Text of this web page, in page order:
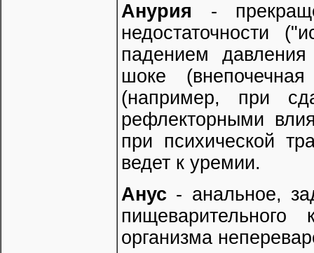
Анурия -
недостаточности
падением
шоке
(например, при
рефлекторными
при психической
ведет к уремии.
Анус - анальное,
организма